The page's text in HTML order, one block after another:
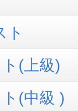
ト
(上級)
(中級 )